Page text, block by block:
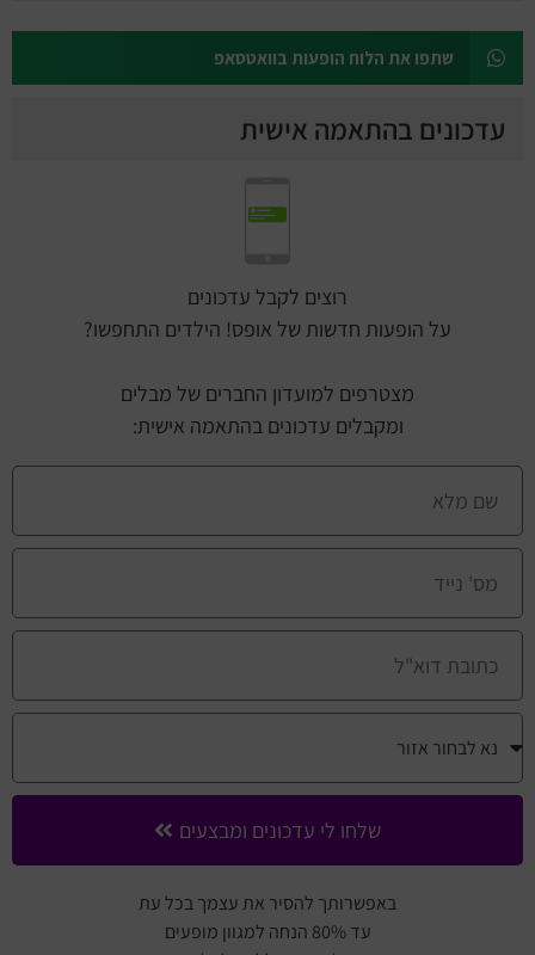
שתפו את הלוח הופעות בוואטסאפ
עדכונים בהתאמה אישית
רוצים לקבל עדכונים
על הופעות חדשות של אופס! הילדים התחפשו?
מצטרפים למועדון החברים של מבלים
ומקבלים עדכונים בהתאמה אישית:
שלחו לי עדכונים ומבצעים
באפשרותך להסיר את עצמך בכל עת
עד 80% הנחה למגוון מופעים